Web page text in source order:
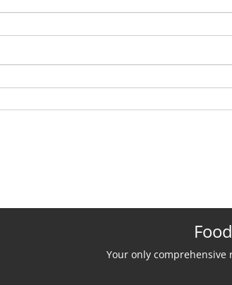
Your only